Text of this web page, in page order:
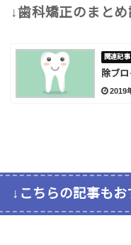
↓歯科矯正のまとめ
除ブ
2019
↓こちらの記事もお